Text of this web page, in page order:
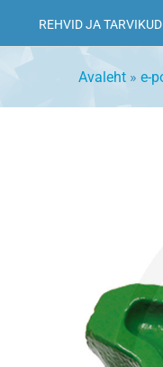
REHVID JA TARVIKUD
Avaleht » e-